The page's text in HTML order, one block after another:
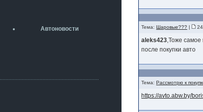
А здесь уже кладбищенская тишина...
Автоновости Тема:Шаровые??? |
aleks423,Тоже самое
после покупки авто
Тема:Рассмотрю к
https://avto.abw.by/